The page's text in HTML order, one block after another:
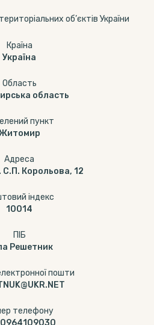
об’єктів України
Країна
Україна
Область
область
пункт
Адреса
С.П. Корольова, 12
індекс
10014
ПІБ
Решетник
пошти
телефону